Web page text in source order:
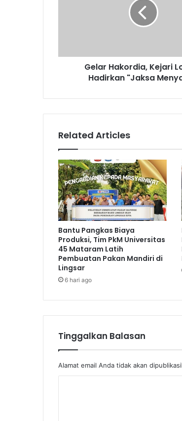
Gelar Hakordia, Kejari
Hadirkan "Jaksa
Related Articles
Bantu Pangkas Biaya
Produksi, Tim PkM Universitas
45 Mataram Latih
Pembuatan Pakan Mandiri di
Lingsar
6 hari ago
Tinggalkan Balasan
Alamat email Anda tidak akan